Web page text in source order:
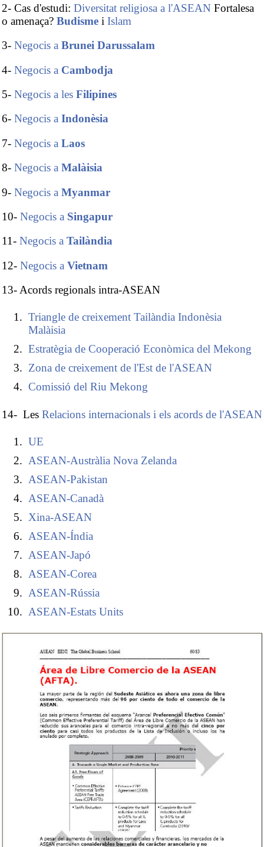
2- Cas d'estudi: Diversitat religiosa a l'ASEAN Fortalesa
o amenaça? Budisme i Islam
3- Negocis a Brunei Darussalam
4- Negocis a Cambodja
5- Negocis a les Filipines
6- Negocis a Indonèsia
7- Negocis a Laos
8- Negocis a Malàisia
9- Negocis a Myanmar
10- Negocis a Singapur
11- Negocis a Tailàndia
12- Negocis a Vietnam
13- Acords regionals intra-ASEAN
Triangle de creixement Tailàndia Indonèsia
Malàisia
Estratègia de Cooperació Econòmica del Mekong
Zona de creixement de l'Est de l'ASEAN
Comissió del Riu Mekong
14- Les Relacions internacionals i els acords de l'ASEAN
UE
ASEAN-Austràlia Nova Zelanda
ASEAN-Pakistan
ASEAN-Canadà
Xina-ASEAN
ASEAN-Índia
ASEAN-Japó
ASEAN-Corea
ASEAN-Rússia
ASEAN-Estats Units